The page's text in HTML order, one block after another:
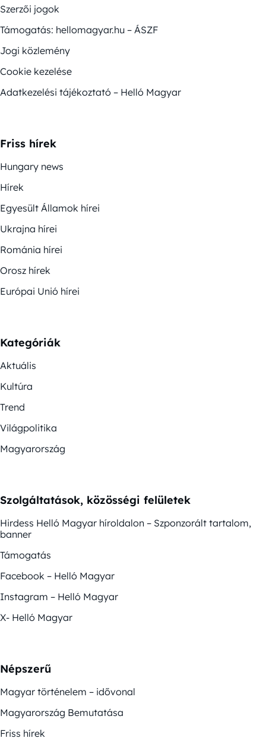
Szerzői jogok
Támogatás: hellomagyar.hu – ÁSZF
Jogi közlemény
Cookie kezelése
Adatkezelési tájékoztató – Helló Magyar
Friss hírek
Hungary news
Hírek
Egyesült Államok hírei
Ukrajna hírei
Románia hírei
Orosz hírek
Európai Unió hírei
Kategóriák
Aktuális
Kultúra
Trend
Világpolitika
Magyarország
Szolgáltatások, közösségi felületek
Hirdess Helló Magyar híroldalon – Szponzorált tartalom,
banner
Támogatás
Facebook – Helló Magyar
Instagram – Helló Magyar
X- Helló Magyar
Népszerű
Magyar történelem – idővonal
Magyarország Bemutatása
Friss hírek